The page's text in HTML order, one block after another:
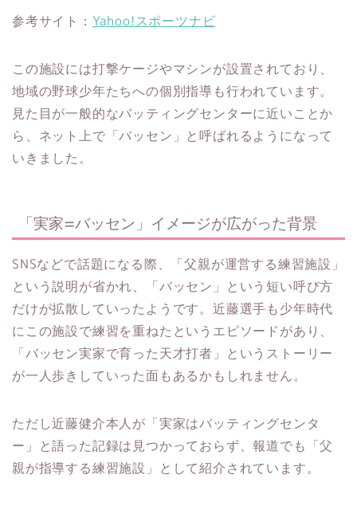
参考サイト： Yahoo!スポーツナビ
この施設には打撃ケージやマシンが設置されており、
地域の野球少年たちへの個別指導も行われています。
見た目が一般的なバッティングセンターに近いことか
ら、ネット上で「バッセン」と呼ばれるようになって
いきました。
「実家=バッセン」イメージが広がった背景
SNSなどで話題になる際、「父親が運営する練習施設」
という説明が省かれ、「バッセン」という短い呼び方
だけが拡散していったようです。近藤選手も少年時代
にこの施設で練習を重ねたというエピソードがあり、
「バッセン実家で育った天才打者」というストーリー
が一人歩きしていった面もあるかもしれません。​
ただし近藤健介本人が「実家はバッティングセンタ
ー」と語った記録は見つかっておらず、報道でも「父
親が指導する練習施設」として紹介されています。